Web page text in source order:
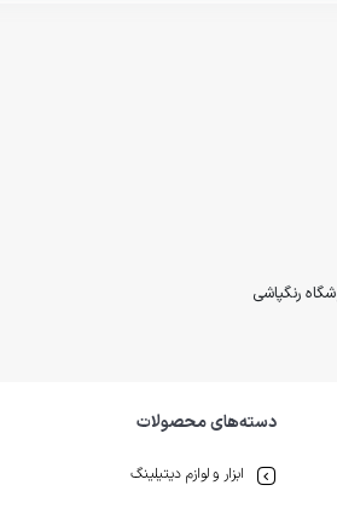
دسته‌های محصولات
ابزار و لوازم دیتیلینگ